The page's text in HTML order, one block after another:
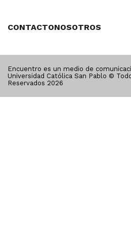
CONTACTONOSOTROS
Encuentro es un medio de
Universidad Católica San Pablo ©
Reservados 2026